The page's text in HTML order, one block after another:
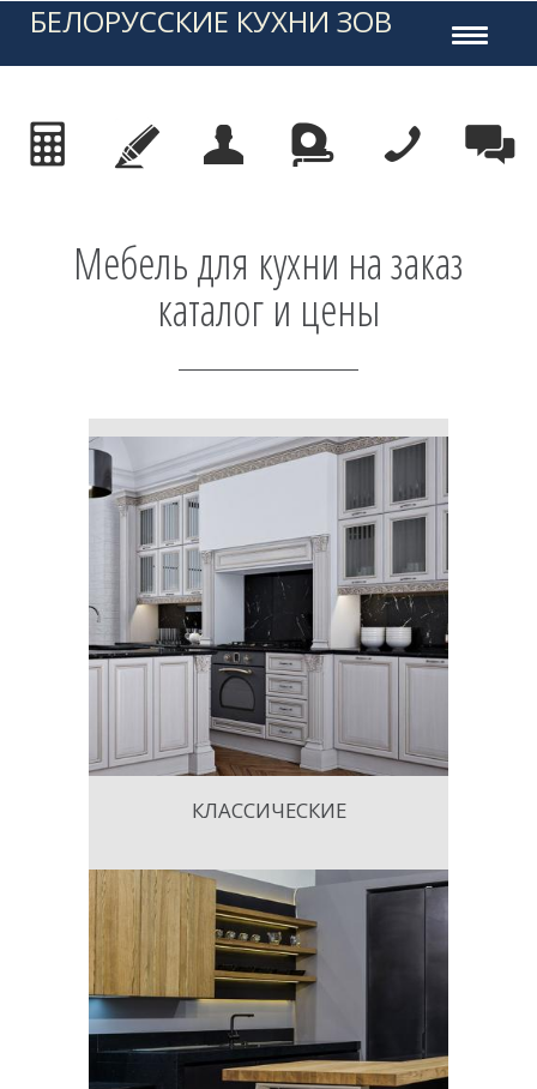
Toggle
БЕЛОРУССКИЕ КУХНИ ЗОВ
Мебель для кухни на заказ
каталог и цены
КЛАССИЧЕСКИЕ